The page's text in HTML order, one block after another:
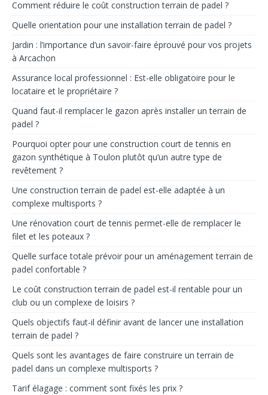
Comment réduire le coût construction terrain de padel ?
Quelle orientation pour une installation terrain de padel ?
Jardin : l’importance d’un savoir-faire éprouvé pour vos projets
à Arcachon
Assurance local professionnel : Est-elle obligatoire pour le
locataire et le propriétaire ?
Quand faut-il remplacer le gazon après installer un terrain de
padel ?
Pourquoi opter pour une construction court de tennis en
gazon synthétique à Toulon plutôt qu’un autre type de
revêtement ?
Une construction terrain de padel est-elle adaptée à un
complexe multisports ?
Une rénovation court de tennis permet-elle de remplacer le
filet et les poteaux ?
Quelle surface totale prévoir pour un aménagement terrain de
padel confortable ?
Le coût construction terrain de padel est-il rentable pour un
club ou un complexe de loisirs ?
Quels objectifs faut-il définir avant de lancer une installation
terrain de padel ?
Quels sont les avantages de faire construire un terrain de
padel dans un complexe multisports ?
Tarif élagage : comment sont fixés les prix ?